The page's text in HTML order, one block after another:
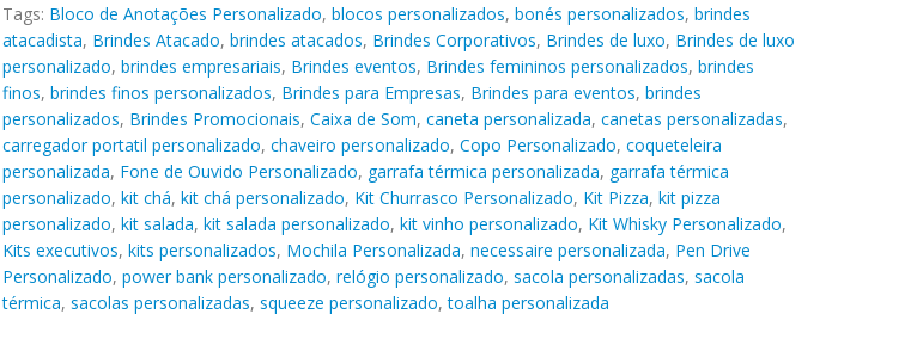
Tags: Bloco de Anotações Personalizado, blocos personalizados, bonés personalizados, brindes
atacadista, Brindes Atacado, brindes atacados, Brindes Corporativos, Brindes de luxo, Brindes de luxo
personalizado, brindes empresariais, Brindes eventos, Brindes femininos personalizados, brindes
finos, brindes finos personalizados, Brindes para Empresas, Brindes para eventos, brindes
personalizados, Brindes Promocionais, Caixa de Som, caneta personalizada, canetas personalizadas,
carregador portatil personalizado, chaveiro personalizado, Copo Personalizado, coqueteleira
personalizada, Fone de Ouvido Personalizado, garrafa térmica personalizada, garrafa térmica
personalizado, kit chá, kit chá personalizado, Kit Churrasco Personalizado, Kit Pizza, kit pizza
personalizado, kit salada, kit salada personalizado, kit vinho personalizado, Kit Whisky Personalizado,
Kits executivos, kits personalizados, Mochila Personalizada, necessaire personalizada, Pen Drive
Personalizado, power bank personalizado, relógio personalizado, sacola personalizadas, sacola
térmica, sacolas personalizadas, squeeze personalizado,toalha personalizada